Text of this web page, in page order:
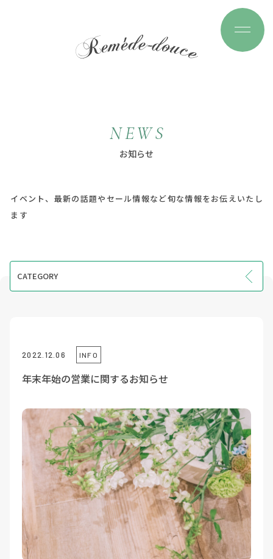
NEWS
お知らせ
イベント、最新の話題やセール情報など旬な情報をお伝えいたし
ます
CATEGORY
VOICE
2022.12.06 INFO
年末年始の営業に関するお知らせ